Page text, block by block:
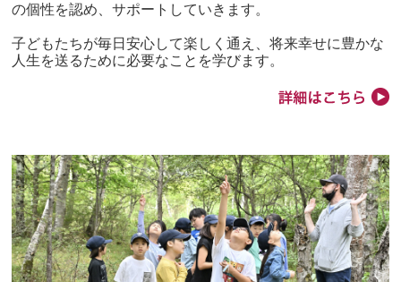
の個性を認め、サポートしていきます。
子どもたちが毎日安心して楽しく通え、将来幸せに豊かな
人生を送るために必要なことを学びます。